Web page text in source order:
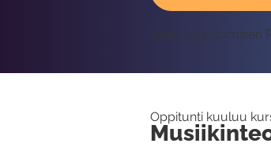
Vaatii kirjautumisen
Oppitunti kuuluu